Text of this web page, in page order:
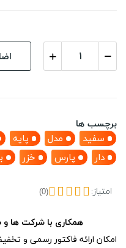
برچسب ها
سفید
مدل پایه
دار
پارس خزر
امتیاز: (0)
همکاری با شرکت ها و
امکان ارائه فاکتور رسمی و